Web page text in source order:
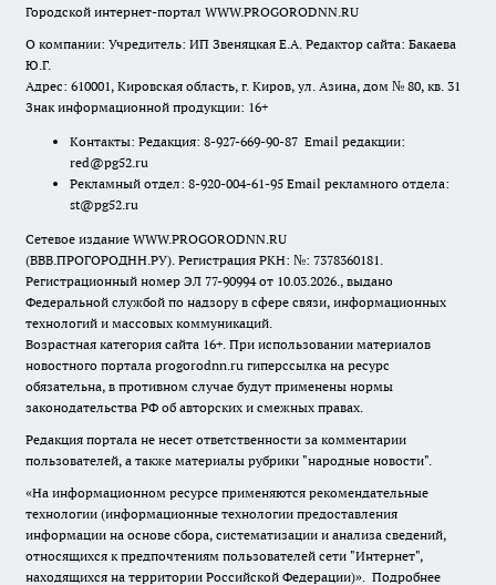
Городской интернет-портал WWW.PROGORODNN.RU
О компании: Учредитель: ИП Звеняцкая Е.А. Редактор сайта: Бакаева
Ю.Г.
Адрес: 610001, Кировская область, г. Киров, ул. Азина, дом № 80, кв. 31
Знак информационной продукции: 16+
Контакты: Редакция: 8-927-669-90-87 Email редакции:
red@pg52.ru
Рекламный отдел: 8-920-004-61-95 Email рекламного отдела:
st@pg52.ru
Сетевое издание WWW.PROGORODNN.RU
(ВВВ.ПРОГОРОДНН.РУ). Регистрация РКН: №: 7378360181.
Регистрационный номер ЭЛ 77-90994 от 10.03.2026., выдано
Федеральной службой по надзору в сфере связи, информационных
технологий и массовых коммуникаций.
Возрастная категория сайта 16+. При использовании материалов
новостного портала progorodnn.ru гиперссылка на ресурс
обязательна, в противном случае будут применены нормы
законодательства РФ об авторских и смежных правах.
Редакция портала не несет ответственности за комментарии
пользователей, а также материалы рубрики "народные новости".
«На информационном ресурсе применяются рекомендательные
технологии (информационные технологии предоставления
информации на основе сбора, систематизации и анализа сведений,
относящихся к предпочтениям пользователей сети "Интернет",
находящихся на территории Российской Федерации)». Подробнее